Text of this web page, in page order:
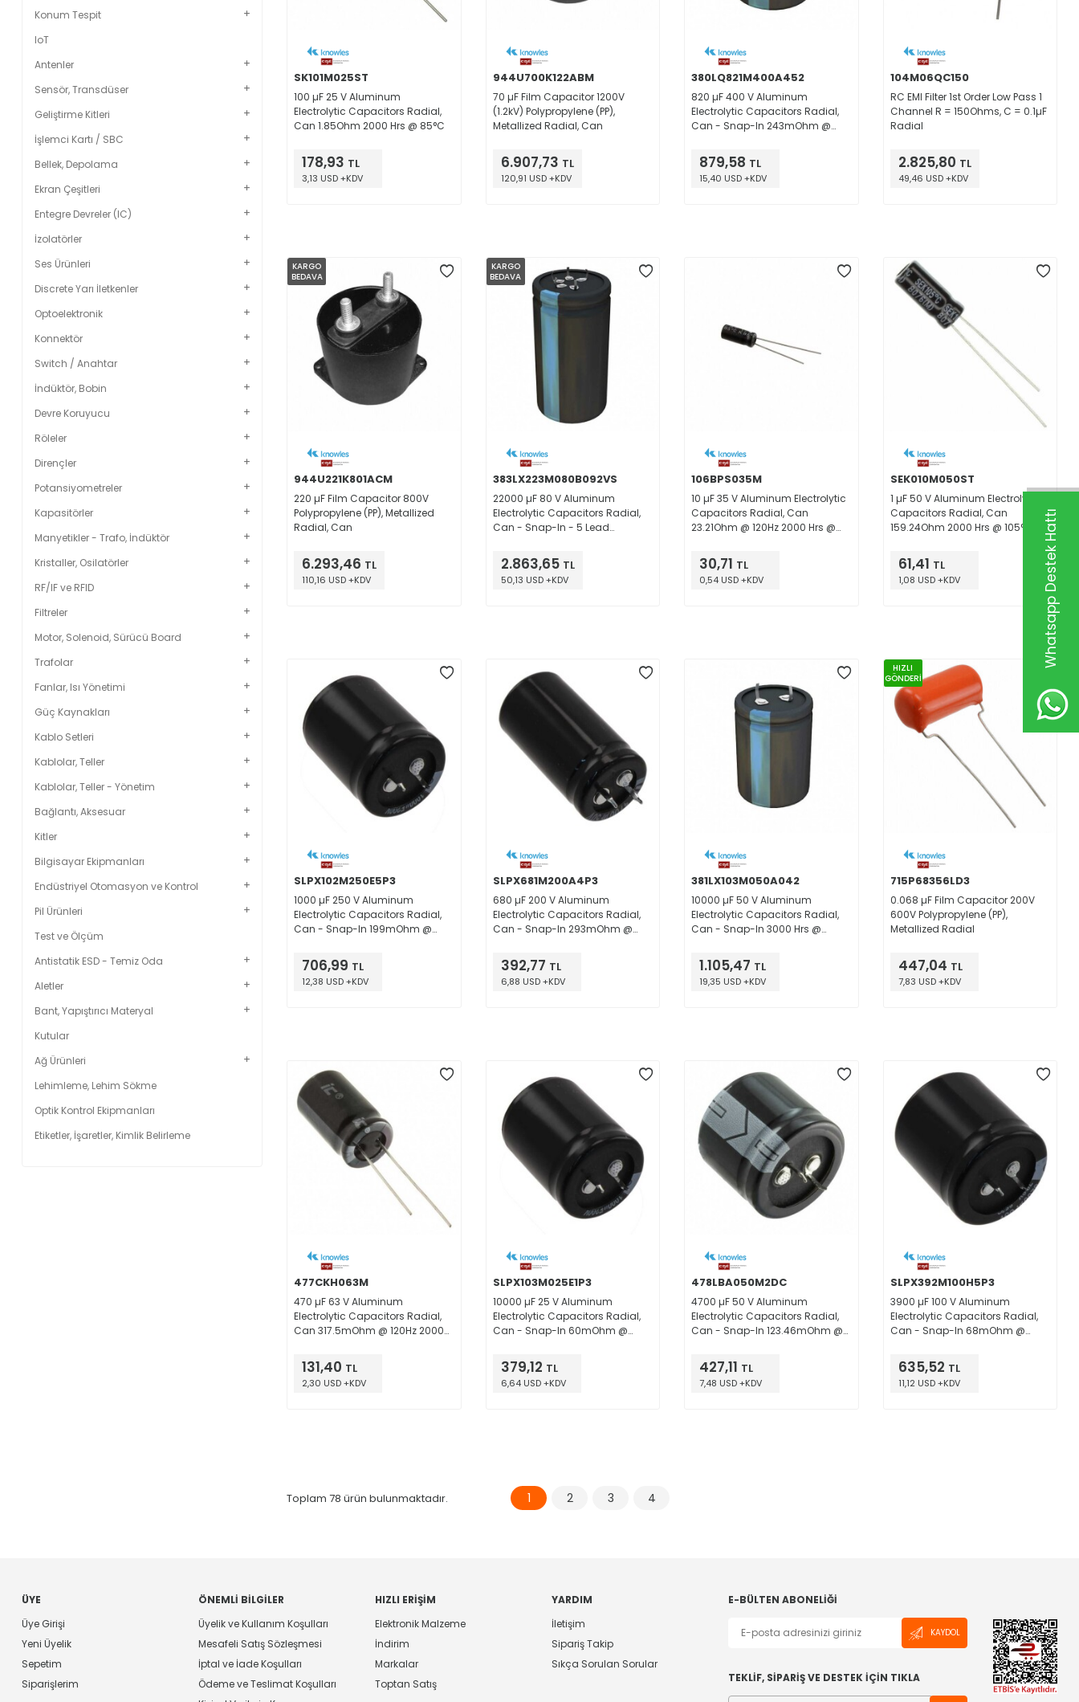
Whatsapp Destek Hattı
Konum Tespit
IoT
Antenler
Sensör, Transdüser
Geliştirme Kitleri
İşlemci Kartı / SBC
Bellek, Depolama
Ekran Çeşitleri
Entegre Devreler (IC)
İzolatörler
Ses Ürünleri
Discrete Yarı İletkenler
Optoelektronik
Konnektör
Switch / Anahtar
İndüktör, Bobin
Devre Koruyucu
Röleler
Dirençler
Potansiyometreler
Kapasitörler
Manyetikler - Trafo, İndüktör
Kristaller, Osilatörler
RF/IF ve RFID
Filtreler
Motor, Solenoid, Sürücü Board
Trafolar
Fanlar, Isı Yönetimi
Güç Kaynakları
Kablo Setleri
Kablolar, Teller
Kablolar, Teller - Yönetim
Bağlantı, Aksesuar
Kitler
Bilgisayar Ekipmanları
Endüstriyel Otomasyon ve Kontrol
Pil Ürünleri
Test ve Ölçüm
Antistatik ESD - Temiz Oda
Aletler
Bant, Yapıştırıcı Materyal
Kutular
Ağ Ürünleri
Lehimleme, Lehim Sökme
Optik Kontrol Ekipmanları
Etiketler, İşaretler, Kimlik Belirleme
SK101M025ST
100 µF 25 V Aluminum
Electrolytic Capacitors Radial,
Can 1.85Ohm 2000 Hrs @ 85°C
178,93 TL
3,13 USD +KDV
944U700K122ABM
70 µF Film Capacitor 1200V
(1.2kV) Polypropylene (PP),
Metallized Radial, Can
6.907,73 TL
120,91 USD +KDV
380LQ821M400A452
820 µF 400 V Aluminum
Electrolytic Capacitors Radial,
Can - Snap-In 243mOhm @
879,58 TL
15,40 USD +KDV
104M06QC150
RC EMI Filter 1st Order Low Pass 1
Channel R = 150Ohms, C = 0.1µF
Radial
2.825,80 TL
49,46 USD +KDV
KARGO
BEDAVA
944U221K801ACM
220 µF Film Capacitor 800V
Polypropylene (PP), Metallized
Radial, Can
6.293,46 TL
110,16 USD +KDV
KARGO
BEDAVA
383LX223M080B092VS
22000 µF 80 V Aluminum
Electrolytic Capacitors Radial,
Can - Snap-In - 5 Lead
105°C
2.863,65 TL
50,13 USD +KDV
106BPS035M
10 µF 35 V Aluminum Electrolytic
Capacitors Radial, Can
23.21Ohm @ 120Hz 2000 Hrs @
30,71 TL
0,54 USD +KDV
SEK010M050ST
1 µF 50 V Aluminum Electrolytic
Capacitors Radial, Can
159.24Ohm 2000 Hrs @ 105°C
61,41 TL
1,08 USD +KDV
SLPX102M250E5P3
1000 µF 250 V Aluminum
Electrolytic Capacitors Radial,
Can - Snap-In 199mOhm @
706,99 TL
12,38 USD +KDV
SLPX681M200A4P3
680 µF 200 V Aluminum
Electrolytic Capacitors Radial,
Can - Snap-In 293mOhm @
392,77 TL
6,88 USD +KDV
381LX103M050A042
10000 µF 50 V Aluminum
Electrolytic Capacitors Radial,
Can - Snap-In 3000 Hrs @
1.105,47 TL
19,35 USD +KDV
HIZLI
GÖNDERİ
715P68356LD3
0.068 µF Film Capacitor 200V
600V Polypropylene (PP),
Metallized Radial
447,04 TL
7,83 USD +KDV
477CKH063M
470 µF 63 V Aluminum
Electrolytic Capacitors Radial,
Can 317.5mOhm @ 120Hz 2000
131,40 TL
2,30 USD +KDV
SLPX103M025E1P3
10000 µF 25 V Aluminum
Electrolytic Capacitors Radial,
Can - Snap-In 60mOhm @
379,12 TL
6,64 USD +KDV
478LBA050M2DC
4700 µF 50 V Aluminum
Electrolytic Capacitors Radial,
Can - Snap-In 123.46mOhm @
427,11 TL
7,48 USD +KDV
SLPX392M100H5P3
3900 µF 100 V Aluminum
Electrolytic Capacitors Radial,
Can - Snap-In 68mOhm @
635,52 TL
11,12 USD +KDV
Toplam 78 ürün bulunmaktadır. 1 2 3 4
ÜYE
Üye Girişi
Yeni Üyelik
Sepetim
Siparişlerim
ÖNEMLI BILGILER
Üyelik ve Kullanım Koşulları
Mesafeli Satış Sözleşmesi
İptal ve İade Koşulları
Ödeme ve Teslimat Koşulları
HIZLI ERIŞIM
Elektronik Malzeme
İndirim
Markalar
Toptan Satış
YARDIM
İletişim
Sipariş Takip
Sıkça Sorulan Sorular
E-BÜLTEN ABONELIĞI
KAYDOL
TEKLİF, SİPARİŞ VE DESTEK İÇİN TIKLA